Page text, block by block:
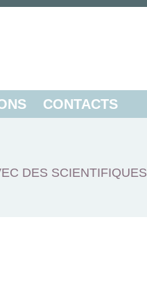
CONTACTS
DES SCIENTIFIQUES